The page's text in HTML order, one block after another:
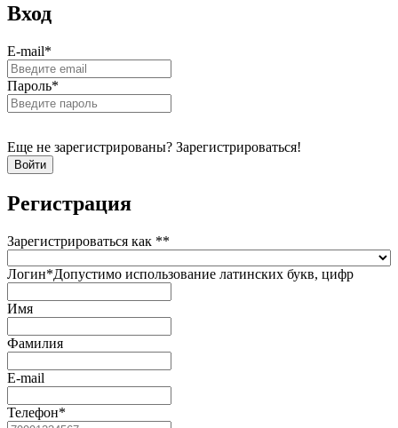
Вход
E-mail*
Пароль*
Еще не зарегистрированы? Зарегистрироваться!
Регистрация
Зарегистрироваться как **
Логин*Допустимо использование латинских букв, цифр
Имя
Фамилия
E-mail
Телефон*